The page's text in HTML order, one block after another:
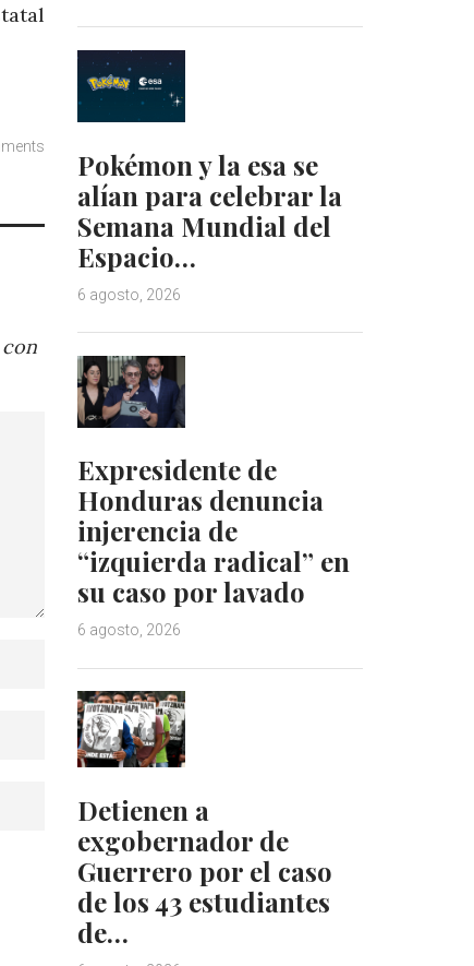
Pokémon y la esa se
alían para celebrar la
Semana Mundial del
Espacio…
6 agosto, 2026
Expresidente de
Honduras denuncia
injerencia de
“izquierda radical” en
su caso por lavado
6 agosto, 2026
Detienen a
exgobernador de
Guerrero por el caso
de los 43 estudiantes
de…